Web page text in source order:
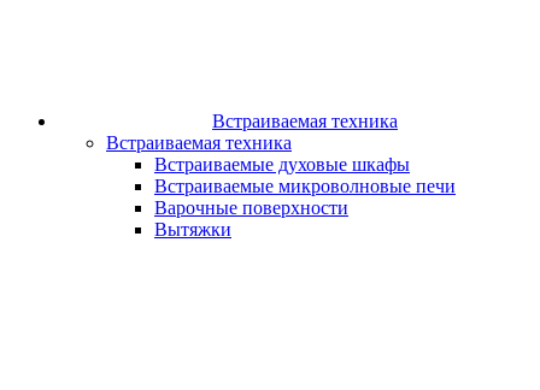
Встраиваемая техника
Встраиваемая техника
Встраиваемые духовые шкафы​
Встраиваемые микроволновые печи​
Варочные поверхности​
Вытяжки